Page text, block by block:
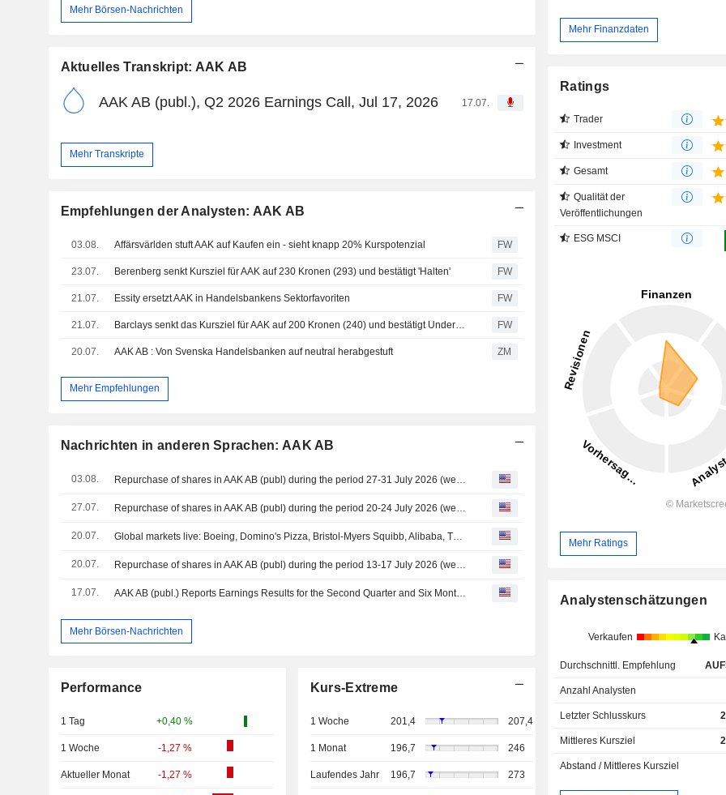
Mehr Börsen-Nachrichten
Aktuelles Transkript: AAK AB
AAK AB (publ.), Q2 2026 Earnings Call, Jul 17, 2026 17.07.
Mehr Transkripte
Empfehlungen der Analysten: AAK AB
03.08. Affärsvärlden stuft AAK auf Kaufen ein - sieht knapp 20% Kurspotenzial FW
23.07. Berenberg senkt Kursziel für AAK auf 230 Kronen (293) und bestätigt 'Halten' FW
21.07. Essity ersetzt AAK in Handelsbankens Sektorfavoriten FW
21.07. FW
20.07. AAK AB : Von Svenska Handelsbanken auf neutral herabgestuft ZM
Mehr Empfehlungen
Nachrichten in anderen Sprachen: AAK AB
03.08. Repurchase of shares in AAK AB (publ) during the period 27-31 July 2026 (week 31)
27.07. Repurchase of shares in AAK AB (publ) during the period 20-24 July 2026 (week 30)
20.07. Global markets live: Boeing, Domino's Pizza, Bristol-Myers Squibb, Alibaba, TSMC…
20.07. Repurchase of shares in AAK AB (publ) during the period 13-17 July 2026 (week 29)
17.07. AAK AB (publ.) Reports Earnings Results for the Second Quarter and Six Months Ended June 30, 2026
Mehr Börsen-Nachrichten
Performance
1 Tag +0,40 %
1 Woche -1,27 %
Aktueller Monat -1,27 %
Kurs-Extreme
1 Woche 201,4 207,4
1 Monat 196,7 246
Laufendes Jahr 196,7 273
Mehr Finanzdaten
Ratings
Trader
Investment
Gesamt
Qualität der
Veröffentlichungen
ESG MSCI
Mehr Ratings
Analystenschätzungen
Verkaufen
Durchschnittl. Empfehlung
Anzahl Analysten
Letzter Schlusskurs
Mittleres Kursziel
Abstand / Mittleres Kursziel